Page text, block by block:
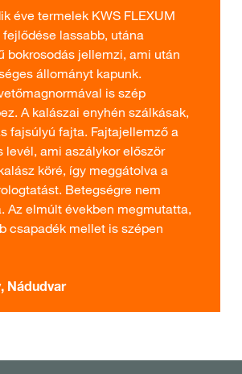
éve termelek KWS FLEXUM
lassabb, utána
bokrosodás jellemzi, ami után
állományt kapunk.
is szép
A kalászai enyhén szálkásak,
fajsúlyú fajta. Fajtajellemző a
levél, ami aszálykor először
köré, így meggátolva a
Betegségre nem
Az elmúlt években megmutatta,
csapadék mellet is szépen
Nádudvar